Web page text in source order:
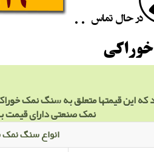
که این قیمتها متعلق به سنگ نمک
نمک صنعتی دارای قیمت
انواع سنگ نمک